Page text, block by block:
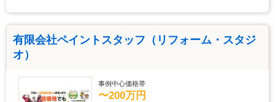
有限会社ペイントスタッフ（リフォーム・スタジ
オ）
事例中心価格帯
〜200万円